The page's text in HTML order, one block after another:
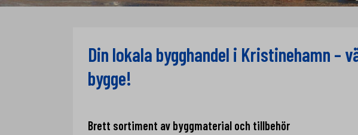
Din lokala bygghandel i Kristinehamn –
bygge!
Brett sortiment av byggmaterial och tillbehör